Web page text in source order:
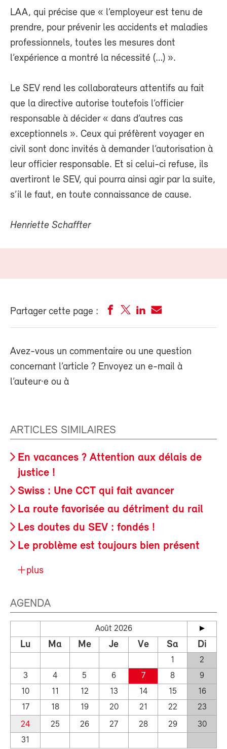
LAA, qui précise que « l’employeur est tenu de
prendre, pour prévenir les accidents et maladies
professionnels, toutes les mesures dont
l’expérience a montré la nécessité (…) ».
Le SEV rend les collaborateurs attentifs au fait
que la directive autorise toutefois l’officier
responsable à décider « dans d’autres cas
exceptionnels ». Ceux qui préfèrent voyager en
civil sont donc invités à demander l’autorisation à
leur officier responsable. Et si celui-ci refuse, ils
avertiront le SEV, qui pourra ainsi agir par la suite,
s’il le faut, en toute connaissance de cause.
Henriette Schaffter
Partager cette page :
Avez-vous un commentaire ou une question
concernant l’article ? Envoyez un e-mail à
l’auteur·e ou à
ARTICLES SIMILAIRES
En vacances ? Attention aux délais de
justice !
Swiss : Une CCT qui fait avancer
La route favorisée au détriment du rail
Les doutes du SEV : fondés !
Le problème est toujours bien présent
plus
AGENDA
Août 2026
Lu Ma Me Je Ve Sa Di
1
2
3
4 5 6 7 8
9
10
11 12 13 14 15
16
17
18 19 20 21 22
23
24
25 26 27 28 29
30
31